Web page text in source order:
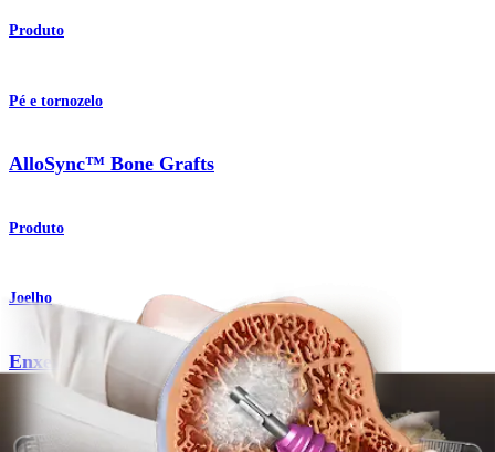
Produto
Pé e tornozelo
AlloSync™ Bone Grafts
Produto
Joelho
Enxertos ósseos AlloSync™